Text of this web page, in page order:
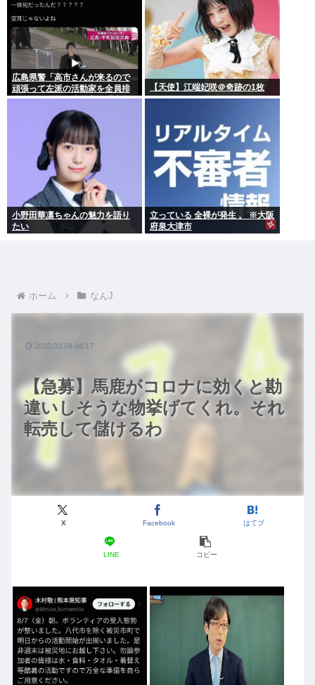
広島県警「高市さんが来るので
頑張って左派の活動家を全員排
除しました！」広島市民「広島
から出てけ！」結局ヤジが飛ぶ
【天使】江端妃咲＠奇跡の1枚
小野田華凛ちゃんの魅力を語り
たい
立っている 全裸が発生 。 ※大阪
府泉大津市
ホーム なんJ
【急募】馬鹿がコロナに効くと勘
違いしそうな物挙げてくれ。それ
転売して儲けるわ
X Facebook はてブ
LINE コピー
2020.03.04 04:17